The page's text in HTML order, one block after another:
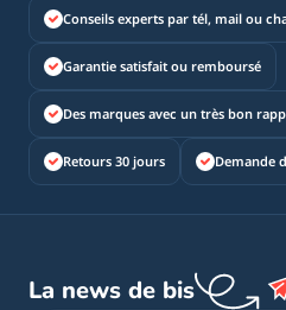
Conseils experts par tél, mail ou
Garantie satisfait ou remboursé
Des marques avec un très bon
Retours 30 jours Demande
La news de bis